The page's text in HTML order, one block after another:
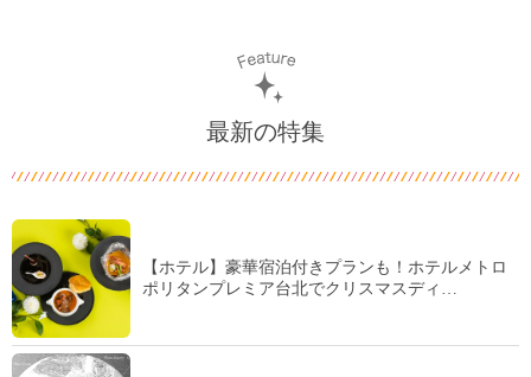
最新の特集
【ホテル】豪華宿泊付きプランも！ホテルメトロ
ポリタンプレミア台北でクリスマスディ…